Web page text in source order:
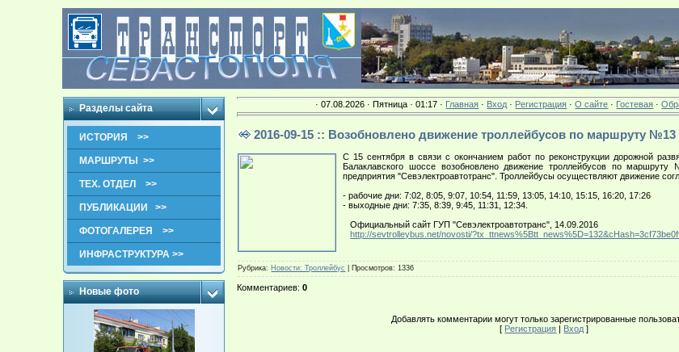
Разделы сайта
ИСТОРИЯ >>
МАРШРУТЫ >>
ТЕХ. ОТДЕЛ >>
ПУБЛИКАЦИИ >>
ФОТОГАЛЕРЕЯ >>
ИНФРАСТРУКТУРА >>
Новые фото
· 07.08.2026 · Пятница · 01:17 · Главная · Вход · Регистрация ·О сайте · Гостевая ·
2016-09-15 :: Возобновлено движение троллейбусов по маршруту №13
С 15 сентября в связи с окончанием работ по реконструкции дорожной
Балаклавского шоссе возобновлено движение троллейбусов по
предприятия "Севэлектроавтотранс". Троллейбусы осуществляют движение
- рабочие дни: 7:02, 8:05, 9:07, 10:54, 11:59, 13:05, 14:10, 15:15, 16:20, 17:26
- выходные дни: 7:35, 8:39, 9:45, 11:31, 12:34.
Официальный сайт ГУП "Севэлектроавтотранс", 14.09.2016
http://sevtrolleybus.net/novosti/
Рубрика: Новости: Троллейбус Просмотров: 1336
Комментариев:0
Добавлять комментарии могут только зарегистрированные
[ Регистрация | Вход ]